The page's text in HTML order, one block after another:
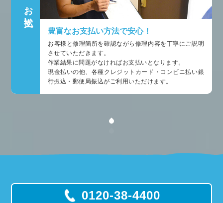
お支払い
豊富なお支払い方法で安心！
お客様と修理箇所を確認ながら修理内容を丁寧にご説明
させていただきます。
作業結果に問題がなければお支払いとなります。
現金払いの他、各種クレジットカード・コンビニ払い銀
行振込・郵便局振込がご利用いただけます。
0120-38-4400